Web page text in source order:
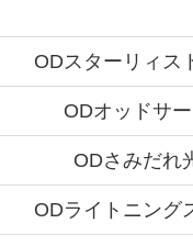
ODスターリィス
ODオッドサ
ODさみだれ
ODライトニング